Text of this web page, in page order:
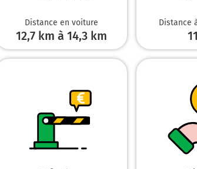
Lahitte
km
légèrement à gauche sur D509 (Rue Pierre de
km
Distance en voiture
12,7 km à 14,3 km
Distance
11